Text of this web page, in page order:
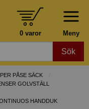
Meny
0 varor
Sök
PÅSE SÄCK
GOLVSTÄLL
HANDDUK